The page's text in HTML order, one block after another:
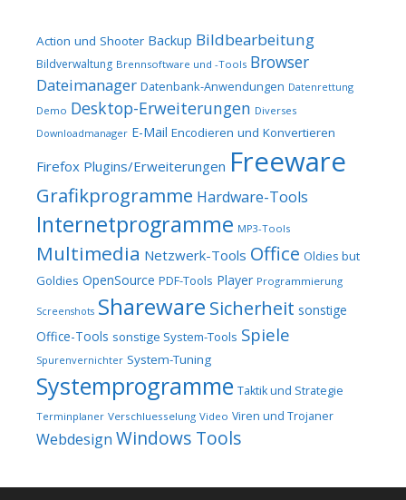
Action und Shooter Backup Bildbearbeitung
Bildverwaltung Brennsoftware und -Tools Browser
Dateimanager Datenbank-Anwendungen Datenrettung
Demo Desktop-Erweiterungen Diverses
Downloadmanager E-Mail Encodieren und Konvertieren
Firefox Plugins/Erweiterungen Freeware
Grafikprogramme Hardware-Tools
Internetprogramme MP3-Tools
Multimedia Netzwerk-Tools Office Oldies but
Goldies OpenSource PDF-Tools Player Programmierung
Screenshots Shareware Sicherheit sonstige
Office-Tools sonstige System-Tools Spiele
Spurenvernichter System-Tuning
Systemprogramme Taktik und Strategie
Terminplaner Verschluesselung Video Viren und Trojaner
Webdesign Windows Tools